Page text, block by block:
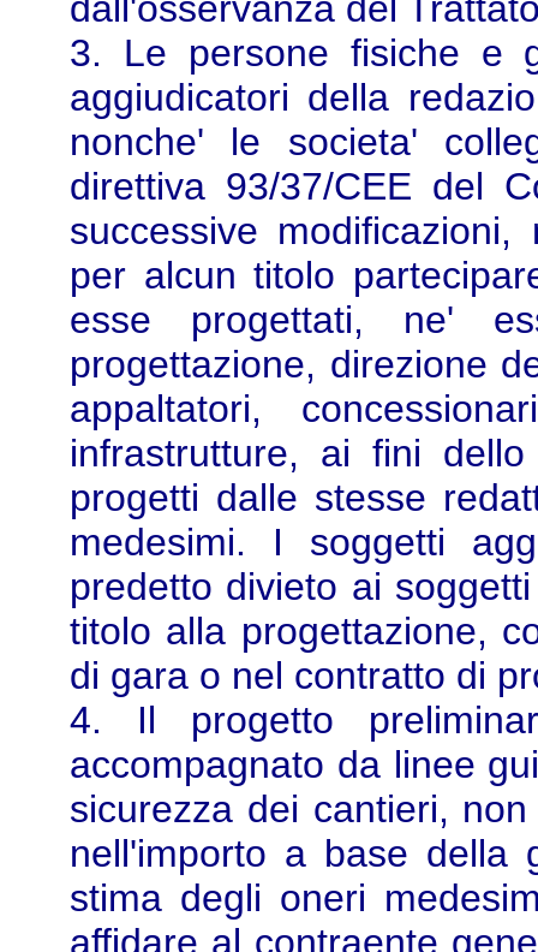
3. Le persone fisiche e
aggiudicatori della
nonche' le societa'
direttiva 93/37/CEE del
successive
per alcun titolo
esse progettati, ne'
progettazione, direzione
appaltatori,
infrastrutture, ai fini
progetti dalle stesse
medesimi. I soggetti
predetto divieto ai
titolo alla progettazione,
di gara o nel contratto di
4. Il progetto
accompagnato da linee
sicurezza dei cantieri,
nell'importo a base della
stima degli oneri
affidare al contraente